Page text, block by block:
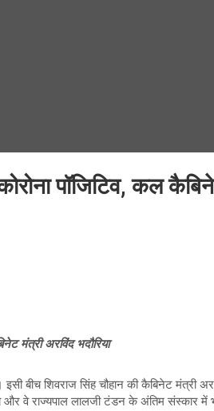
पॉजिटिव, कल
मंत्री अरविंद भदौरिया
इसी बीच शिवराज सिंह चौहान की कैबिनेट मंत्री
और वे राज्यपाल लालजी टंडन के अंतिम संस्कार